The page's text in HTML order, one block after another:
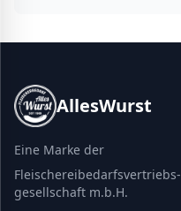
AllesWurst
Eine Marke der
Fleischereibedarfsvertriebs-
gesellschaft m.b.H.